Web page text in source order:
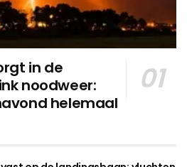
in de
noodweer:
helemaal